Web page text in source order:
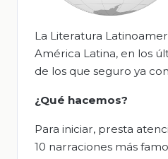
La Literatura
América Latina, en los
de los que seguro ya
¿Qué hacemos?
Para iniciar, presta
10 narraciones más